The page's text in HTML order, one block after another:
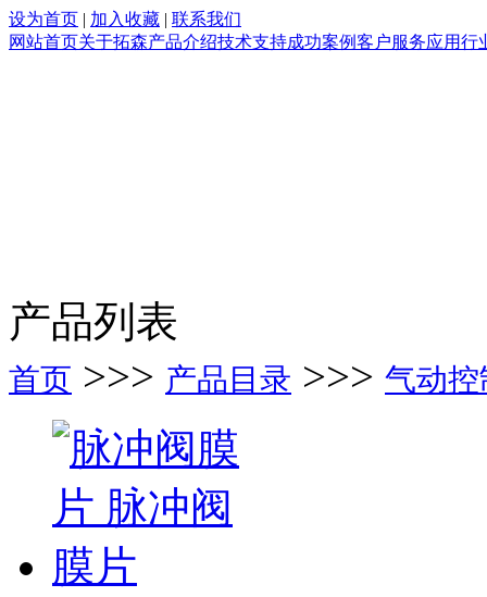
设为首页 | 加入收藏 | 联系我们
网站首页关于拓森产品介绍技术支持成功案例客户服务应用行
产品列表
首页 >>> 产品目录 >>> 气动